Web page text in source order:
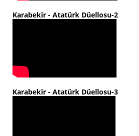
Karabekir - Atatürk Düellosu-2
Karabekir - Atatürk Düellosu-3